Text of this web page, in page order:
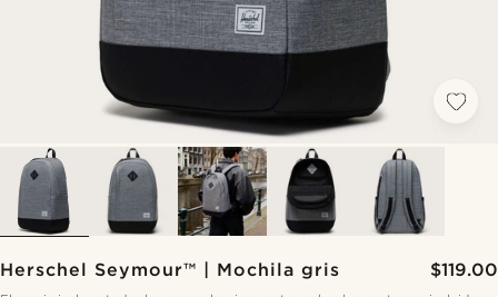
Herschel Seymour™ | Mochila gris $119.00